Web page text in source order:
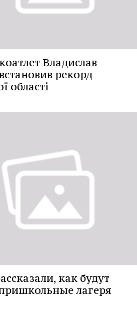
Владислав
рекорд
області
как будут
лагеря